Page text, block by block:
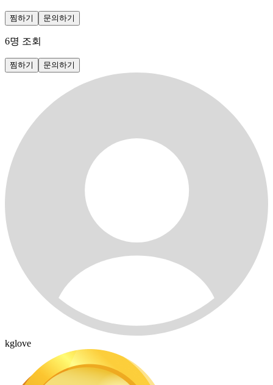
찜하기 문의하기
6명 조회
찜하기 문의하기
kglove